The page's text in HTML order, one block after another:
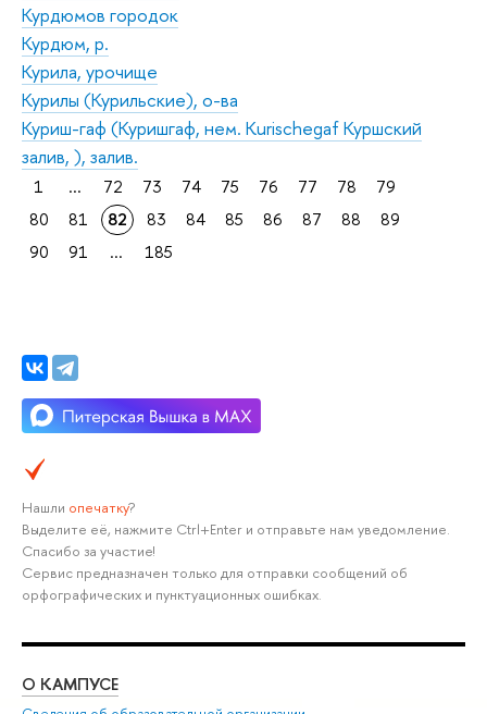
Курдюмов городок
Курдюм, р.
Курила, урочище
Курилы (Курильские), о-ва
Куриш-гаф (Куришгаф, нем. Kurischegaf Куршский
залив, ), залив.
1 ... 72 73 74 75 76 77 78
79
80
81 82 83 84 85 86 87 88
89
90
91 ... 185
Нашли опечатку?
Выделите её, нажмите Ctrl+Enter и отправьте нам уведомление.
Спасибо за участие!
Сервис предназначен только для отправки сообщений об
орфографических и пунктуационных ошибках.
О КАМПУСЕ